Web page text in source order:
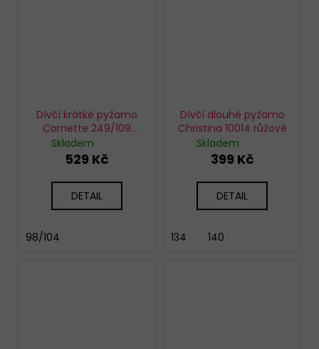
Dívčí krátké pyžamo
Cornette 249/109
Black cat
Skladem
529 Kč
DETAIL
98/104
Dívčí dlouhé pyžamo
Christina 10014 růžové
Skladem
399 Kč
DETAIL
134 140